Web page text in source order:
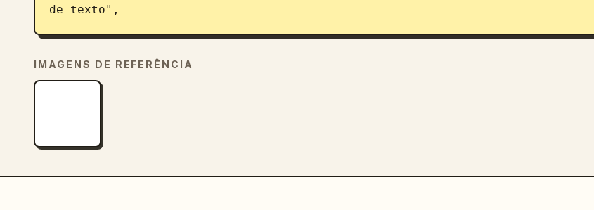
de texto",
  "style": "fotografia realista cinematográfica minimalista",
  "mood": "Ano Novo 2026 limpo, confiante e elegante",
  "lighting": "iluminação cinematográfica suave com brilho sutil de
sociais",
  "reference_strength": 0.9
IMAGENS DE REFERÊNCIA